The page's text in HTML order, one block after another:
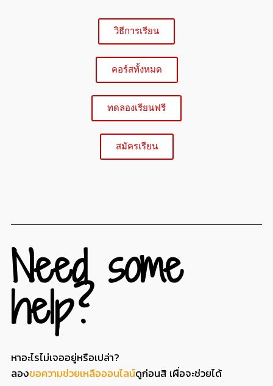
วิธีการเรียน
คอร์สทั้งหมด
ทดลองเรียนฟรี
สมัครเรียน
Need some
help?
หาอะไรไม่เจออยู่หรือเปล่า?
ลองขอความช่วยเหลือออนไลน์ดูก่อนสิ เผื่อจะช่วยได้